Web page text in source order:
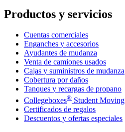
Productos y servicios
Cuentas comerciales
Enganches y accesorios
Ayudantes de mudanza
Venta de camiones usados
Cajas y suministros de mudanza
Cobertura por daños
Tanques y recargas de propano
Collegeboxes® Student Moving
Certificados de regalos
Descuentos y ofertas especiales